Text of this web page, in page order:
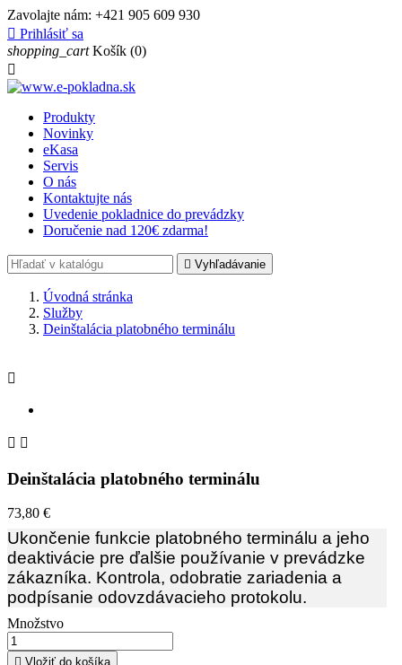
Zavolajte nám: +421 905 609 930
 Prihlásiť sa
shopping_cart Košík (0)

Produkty
Novinky
eKasa
Servis
O nás
Kontaktujte nás
Uvedenie pokladnice do prevádzky
Doručenie nad 120€ zdarma!
 Vyhľadávanie
Úvodná stránka
Služby
Deinštalácia platobného terminálu

 
Deinštalácia platobného terminálu
73,80 €
Ukončenie funkcie platobného terminálu a jeho
deaktivácie pre ďalšie používanie v prevádzke
zákazníka. Kontrola, odobratie zariadenia a
podpísanie odovzdávacieho protokolu.
Množstvo
 Vložiť do košíka